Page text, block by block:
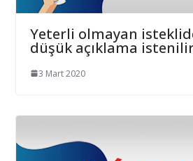
Yeterli olmayan
düşük açıklama
3 Mart 2020